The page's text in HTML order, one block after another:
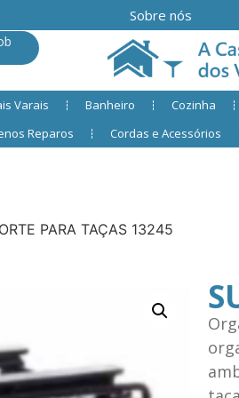
Sobre nós
Varais Banheiro Cozinha
Reparos
Cordas e Acessórios
PARA TAÇAS 13245